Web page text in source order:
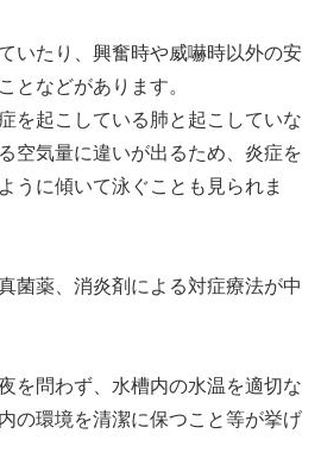
いたり、興奮時や威嚇時以外の安
となどがあります。
を起こしている肺と起こしていな
空気量に違いが出るため、炎症を
うに傾いて泳ぐことも見られま
菌薬、消炎剤による対症療法が中
を問わず、水槽内の水温を適切な
の環境を清潔に保つこと等が挙げ